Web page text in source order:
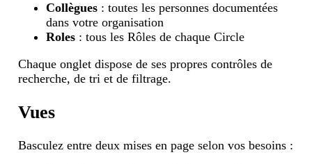
Collègues: toutes les personnes documentées
dans votre organisation
Roles: tous les Rôles de chaque Circle
Chaque onglet dispose de ses propres contrôles de
recherche, de tri et de filtrage.
Vues
Basculez entre deux mises en page selon vos besoins :